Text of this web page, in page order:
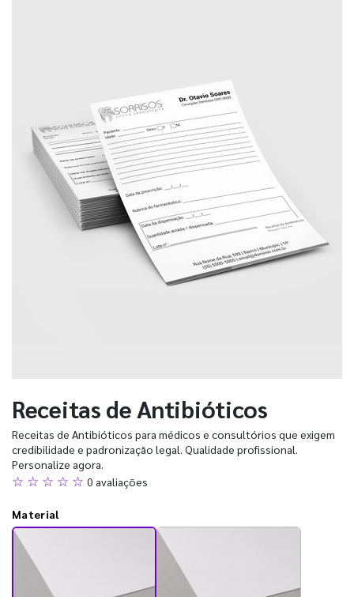
Receitas de Antibióticos
Receitas de Antibióticos para médicos e consultórios que exigem
credibilidade e padronização legal. Qualidade profissional.
Personalize agora.
☆ ☆ ☆ ☆ ☆ 0 avaliações
Material